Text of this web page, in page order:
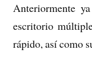
Anteriormente
escritorio
rápido, así como